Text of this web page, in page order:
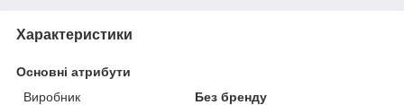
Характеристики
Основні атрибути
Виробник
Без бренду